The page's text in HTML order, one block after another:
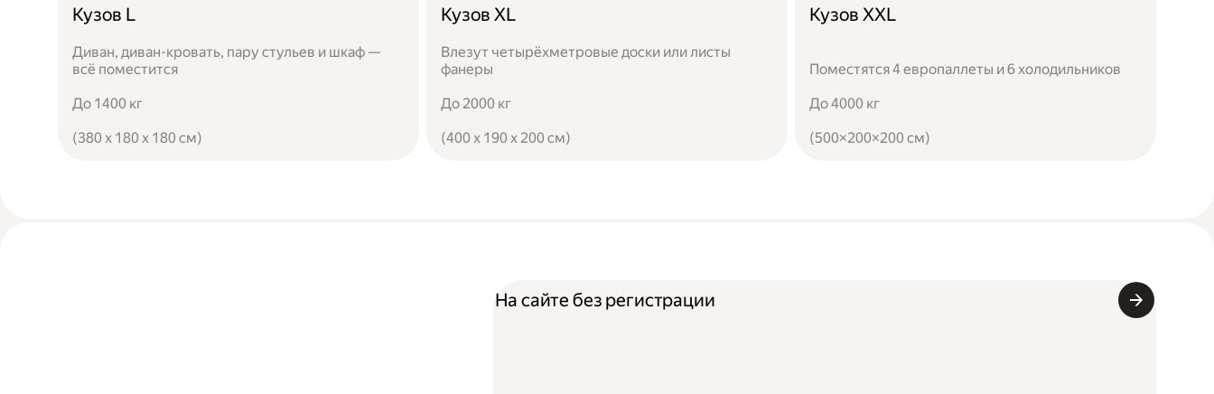
Кузов L
Диван, диван-кровать, пару стульев и шкаф —
всё поместится
До 1400 кг
(380 x 180 x 180 см)
Кузов XL
Влезут четырёхметровые доски или листы
фанеры
До 2000 кг
(400 x 190 x 200 см)
Кузов XXL
Поместятся 4 европаллеты и 6 холодильников
До 4000 кг
(500×200×200 см)
На сайте без регистрации